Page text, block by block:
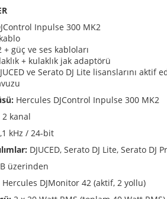
Inpulse 300 MK2
+ güç ve ses kabloları
+ kulaklık jak adaptörü
ve Serato DJ Lite lisanslarını aktif
Hercules DJControl Inpulse 300 MK2
2 kanal
kHz / 24-bit
DJUCED, Serato DJ Lite, Serato DJ
üzerinden
Hercules DJMonitor 42 (aktif, 2 yollu)